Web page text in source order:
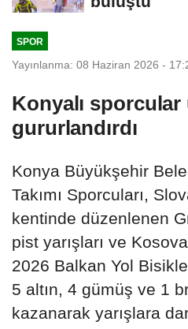
SPOR
Yayınlanma: 08 Haziran 2026 -
Konyalı sporcular
gururlandırdı
Konya Büyükşehir
Takımı Sporcuları,
kentinde düzenlenen
pist yarışları ve
2026 Balkan Yol
5 altın, 4 gümüş ve 1
kazanarak yarışlara